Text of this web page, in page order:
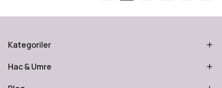
Kategoriler
Hac & Umre